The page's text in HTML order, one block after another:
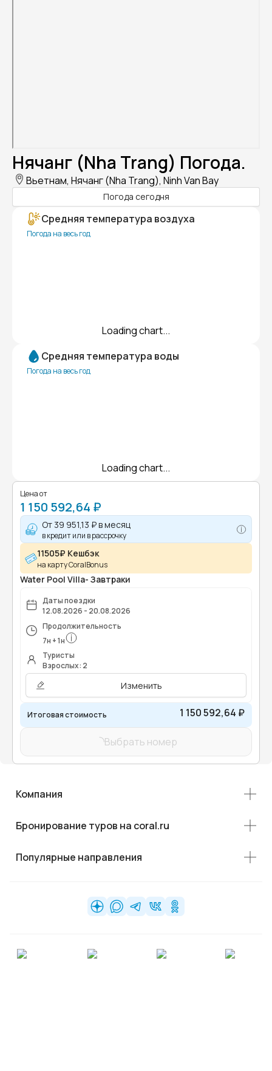
Нячанг (Nha Trang) Погода.
Вьетнам, Нячанг (Nha Trang), Ninh Van Bay
Погода сегодня
Средняя температура воздуха
Погода на весь год
Loading chart...
Средняя температура воды
Погода на весь год
Loading chart...
Цена от
1 150 592,64 ₽
От 39 951,13 ₽в месяц
в кредит или в рассрочку
11505₽ Кешбэк
на карту CoralBonus
Water Pool Villa- Завтраки
Даты поездки
12.08.2026 - 20.08.2026
Продолжительность
7н +1н
Туристы
Взрослых: 2
Изменить
Итоговая стоимость 1 150 592,64 ₽
Выбрать номер
Компания
Бронирование туров на coral.ru
Популярные направления